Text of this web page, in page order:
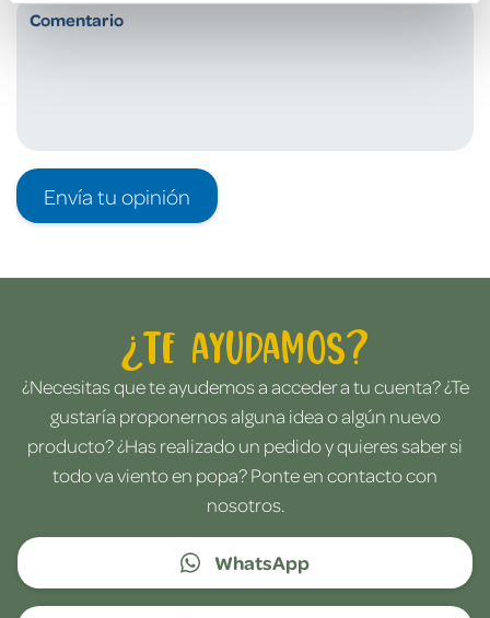
Envía tu opinión
¿Te ayudamos?
¿Necesitas que te ayudemos a acceder a tu cuenta? ¿Te
gustaría proponernos alguna idea o algún nuevo
producto? ¿Has realizado un pedido y quieres saber si
todo va viento en popa? Ponte en contacto con
nosotros.
WhatsApp